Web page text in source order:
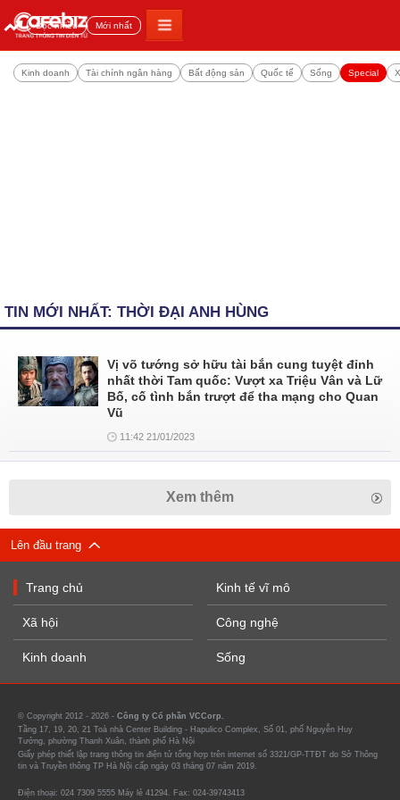
Đọc nhiều Mới nhất
Kinh doanh Tài chính ngân hàng Bất động sản Quốc tế Sống Special
TIN MỚI NHẤT: THỜI ĐẠI ANH HÙNG
Vị võ tướng sở hữu tài bắn cung tuyệt đỉnh
nhất thời Tam quốc: Vượt xa Triệu Vân và Lữ
Bố, cố tình bắn trượt để tha mạng cho Quan
Vũ
11:42 21/01/2023
Xem thêm
Lên đầu trang
Trang chủ
Xã hội
Kinh doanh
Kinh tế vĩ mô
Công nghệ
Sống
© Copyright 2012 - 2026 - Công ty Cổ phần VCCorp.
Tầng 17, 19, 20, 21 Toà nhà Center Building - Hapulico Complex, Số 01, phố Nguyễn Huy
Tưởng, phường Thanh Xuân, thành phố Hà Nội
Giấy phép thiết lập trang thông tin điện tử tổng hợp trên internet số 3321/GP-TTĐT do Sở Thông
tin và Truyền thông TP Hà Nội cấp ngày 03 tháng 07 năm 2019.
Điện thoại: 024 7309 5555 Máy lẻ 41294. Fax: 024-39743413